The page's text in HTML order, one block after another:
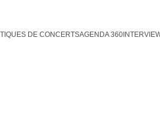
DE CONCERTSAGENDA 360